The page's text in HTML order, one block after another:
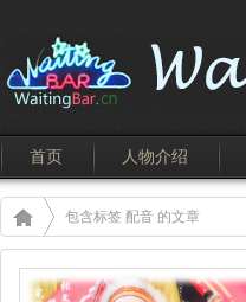
首页 人物介绍
包含标签 配音 的文章